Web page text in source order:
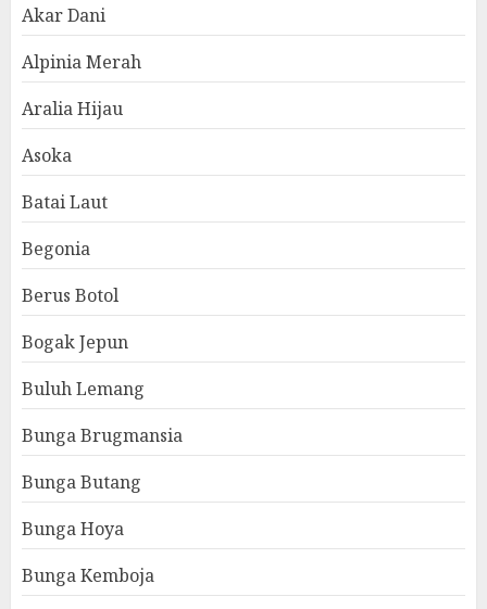
Akar Dani
Alpinia Merah
Aralia Hijau
Asoka
Batai Laut
Begonia
Berus Botol
Bogak Jepun
Buluh Lemang
Bunga Brugmansia
Bunga Butang
Bunga Hoya
Bunga Kemboja